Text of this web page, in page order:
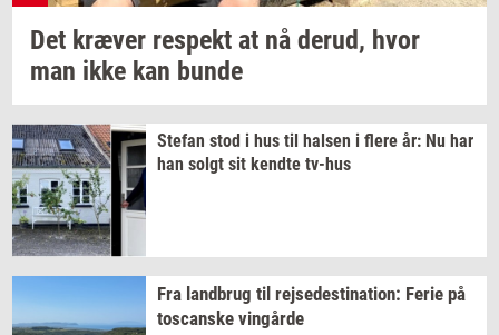
Det kræ­ver respekt at nå derud, hvor
man ikke kan bunde
Ste­fan stod i hus til hal­sen i flere år: Nu har
han solgt sit kend­te tv-​hus
Fra land­brug til rej­se­desti­na­tion: Ferie på
toscan­ske vin­går­de